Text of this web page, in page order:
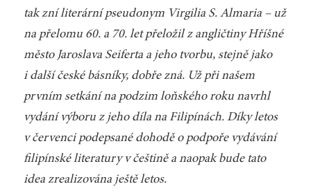
tak zní literární pseudonym Virgilia S. Almaria – už
na přelomu 60. a 70. let přeložil z angličtinyHříšné
městoJaroslava Seiferta a jeho tvorbu, stejně jako
i další české básníky, dobře zná. Už při našem
prvním setkání na podzim loňského roku navrhl
vydání výboru z jeho díla na Filipínách. Díky letos
v červenci podepsané dohodě o podpoře vydávání
filipínské literatury v češtině a naopak bude tato
idea zrealizována ještě letos.